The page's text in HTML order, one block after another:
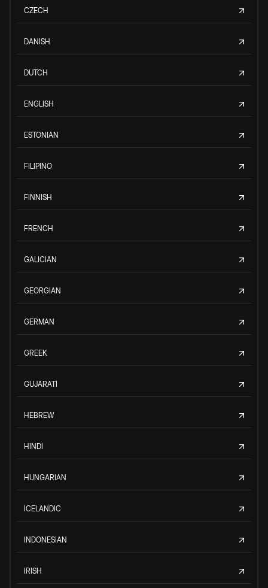
CZECH
DANISH
DUTCH
ENGLISH
ESTONIAN
FILIPINO
FINNISH
FRENCH
GALICIAN
GEORGIAN
GERMAN
GREEK
GUJARATI
HEBREW
HINDI
HUNGARIAN
ICELANDIC
INDONESIAN
IRISH